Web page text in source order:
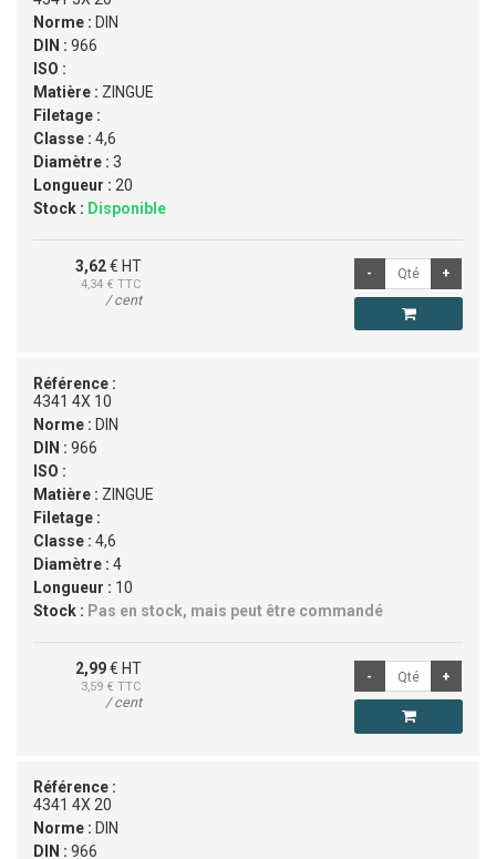
Norme : DIN
DIN : 966
ISO :
Matière : ZINGUE
Filetage :
Classe : 4,6
Diamètre : 3
Longueur : 20
Stock : Disponible
3,62€ HT
4,34 € TTC
/ cent
Référence :
4341 4X 10
Norme : DIN
DIN : 966
ISO :
Matière : ZINGUE
Filetage :
Classe : 4,6
Diamètre : 4
Longueur : 10
Stock : Pas en stock, mais peut être commandé
2,99€ HT
3,59 € TTC
/ cent
Référence :
4341 4X 20
Norme : DIN
DIN : 966